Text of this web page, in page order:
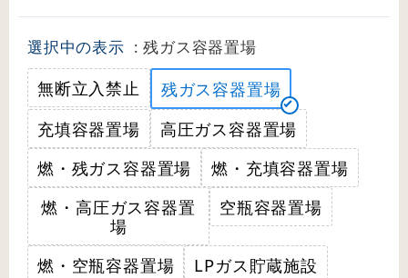
選択中の表示 : 残ガス容器置場
無断立入禁止
残ガス容器置場
充填容器置場
高圧ガス容器置場
燃・残ガス容器置場
燃・充填容器置場
燃・高圧ガス容器置
場
空瓶容器置場
燃・空瓶容器置場 LPガス貯蔵施設